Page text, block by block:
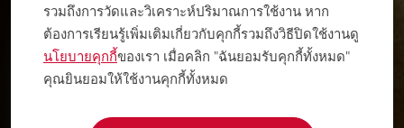
รวมถึงการวัดและวิเคราะห์ปริมาณการใช้งาน หาก
ต้องการเรียนรู้เพิ่มเติมเกี่ยวกับคุกกี้รวมถึงวิธีปิดใช้งานดู
นโยบายคุกกี้ของเรา เมื่อคลิก "ฉันยอมรับคุกกี้ทั้งหมด"
คุณยินยอมให้ใช้งานคุกกี้ทั้งหมด